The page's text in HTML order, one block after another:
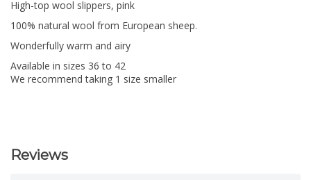
High-top wool slippers, pink
100% natural wool from European sheep.
Wonderfully warm and airy
Available in sizes 36 to 42
We recommend taking 1 size smaller
Reviews